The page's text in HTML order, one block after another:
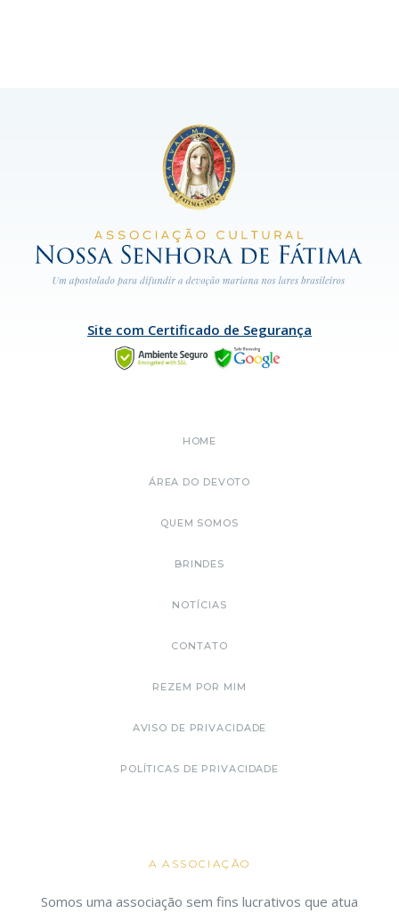
Site com Certificado de Segurança
HOME
ÁREA DO DEVOTO
QUEM SOMOS
BRINDES
NOTÍCIAS
CONTATO
REZEM POR MIM
AVISO DE PRIVACIDADE
POLÍTICAS DE PRIVACIDADE
A ASSOCIAÇÃO
Somos uma associação sem fins lucrativos que atua